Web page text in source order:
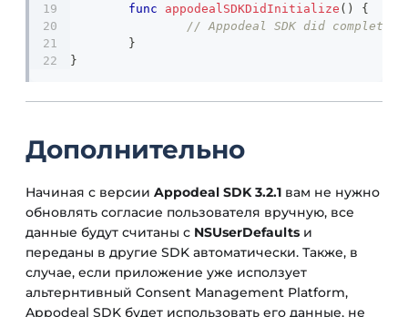
func
appodealSDKDidInitialize ( )
{
// Appodeal SDK did
}
}
Дополнительно
Начиная с версии Appodeal SDK 3.2.1 вам не нужно
обновлять согласие пользователя вручную, все
данные будут считаны с NSUserDefaults и
переданы в другие SDK автоматически. Также, в
случае, если приложение уже исползует
альтернтивный Consent Management Platform,
Appodeal SDK будет использовать его данные, не